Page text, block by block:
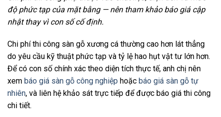
độ phức tạp của mặt bằng — nên tham khảo báo giá cập
nhật thay vì con số cố định.
Chi phí thi công sàn gỗ xương cá thường cao hơn lát thẳng
do yêu cầu kỹ thuật phức tạp và tỷ lệ hao hụt vật tư lớn hơn.
Để có con số chính xác theo diện tích thực tế, anh chị nên
xem báo giá sàn gỗ công nghiệp hoặc báo giá sàn gỗ tự
nhiên, và liên hệ khảo sát trực tiếp để được báo giá thi công
chi tiết.